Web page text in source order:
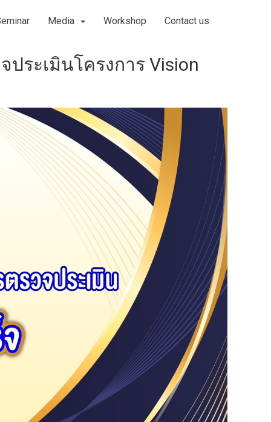
Media Workshop Contact us
ระเมินโครงการ Vision